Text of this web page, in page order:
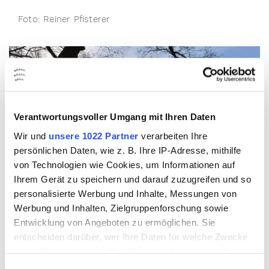
Verantwortungsvoller Umgang mit Ihren Daten
Wir und unsere 1022 Partner verarbeiten Ihre
persönlichen Daten, wie z. B. Ihre IP-Adresse, mithilfe
von Technologien wie Cookies, um Informationen auf
Ihrem Gerät zu speichern und darauf zuzugreifen und so
personalisierte Werbung und Inhalte, Messungen von
Werbung und Inhalten, Zielgruppenforschung sowie
Entwicklung von Angeboten zu ermöglichen. Sie
entscheiden darüber, wer Ihre Daten für welche Zwecke
Foto: Reiner Pfisterer
Natur erleben
am Monrepos
See